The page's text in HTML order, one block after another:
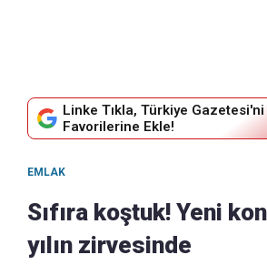
Linke Tıkla, Türkiye
Favorilerine Ekle!
EMLAK
Sıfıra koştuk! Yeni
yılın zirvesinde